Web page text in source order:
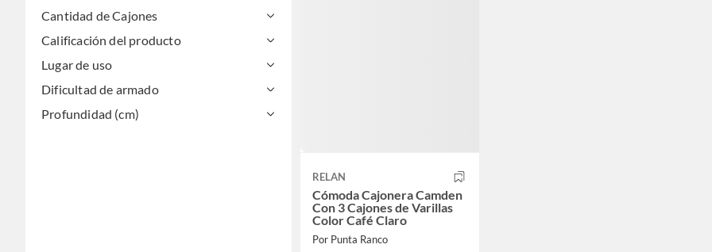
Cantidad de Cajones
Calificación del producto
Lugar de uso
Dificultad de armado
Profundidad (cm)
RELAN
Cómoda Cajonera Camden
Con 3 Cajones de Varillas
Color Café Claro
Por Punta Ranco